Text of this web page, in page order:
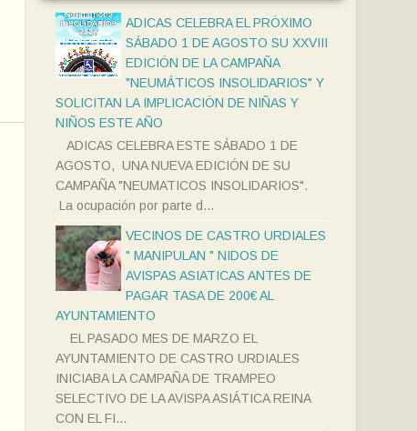
ADICAS CELEBRA EL PRÓXIMO
SÁBADO 1 DE AGOSTO SU XXVIII
EDICIÓN DE LA CAMPAÑA
"NEUMÁTICOS INSOLIDARIOS" Y
SOLICITAN LA IMPLICACIÓN DE NIÑAS Y
NIÑOS ESTE AÑO
ADICAS CELEBRA ESTE SÁBADO 1 DE
AGOSTO, UNA NUEVA EDICIÓN DE SU
CAMPAÑA "NEUMATICOS INSOLIDARIOS".
La ocupación por parte d...
VECINOS DE CASTRO URDIALES
" MANIPULAN " NIDOS DE
AVISPAS ASIATICAS ANTES DE
PAGAR TASA DE 200€ AL
AYUNTAMIENTO
EL PASADO MES DE MARZO EL
AYUNTAMIENTO DE CASTRO URDIALES
INICIABA LA CAMPAÑA DE TRAMPEO
SELECTIVO DE LA AVISPA ASIÁTICA REINA
CON EL FI...